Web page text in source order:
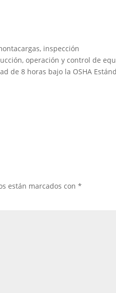
inspección
operación y control de
de 8 horas bajo la OSHA
están marcados con*